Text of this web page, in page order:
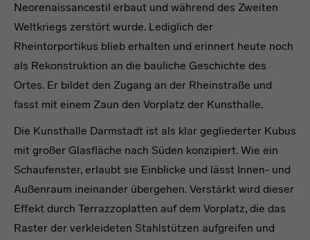
Neorenaissancestil erbaut und während des Zweiten
Weltkriegs zerstört wurde. Lediglich der
Rheintorportikus blieb erhalten und erinnert heute noch
als Rekonstruktion an die bauliche Geschichte des
Ortes. Er bildet den Zugang an der Rheinstraße und
fasst mit einem Zaun den Vorplatz der Kunsthalle.
Die Kunsthalle Darmstadt ist als klar gegliederter Kubus
mit großer Glasfläche nach Süden konzipiert. Wie ein
Schaufenster, erlaubt sie Einblicke und lässt Innen- und
Außenraum ineinander übergehen. Verstärkt wird dieser
Effekt durch Terrazzoplatten auf dem Vorplatz, die das
Raster der verkleideten Stahlstützen aufgreifen und